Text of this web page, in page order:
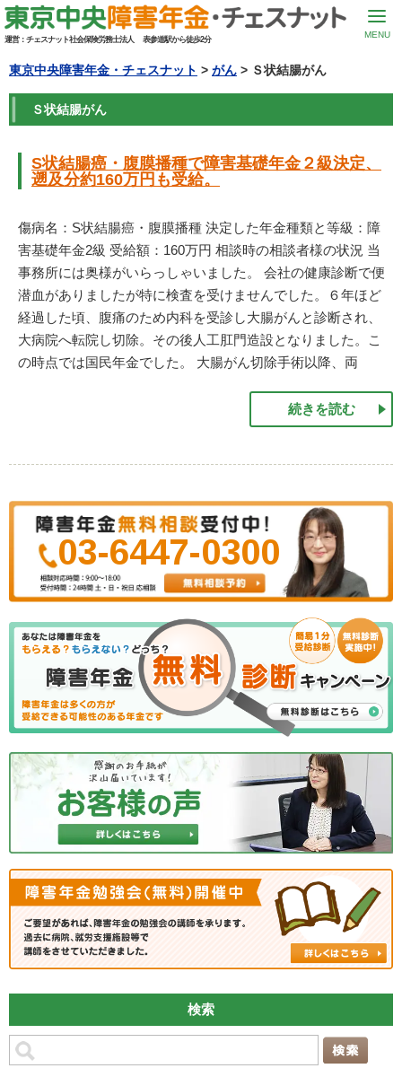
運営： チェスナット社会保険労務士法人 表参道駅から徒歩2分
MENU
東京中央障害年金・チェスナット > がん > Ｓ状結腸がん
Ｓ状結腸がん
S状結腸癌・腹膜播種で障害基礎年金２級決定、
遡及分約160万円も受給。
傷病名：S状結腸癌・腹膜播種 決定した年金種類と等級：障
害基礎年金2級 受給額：160万円 相談時の相談者様の状況 当
事務所には奥様がいらっしゃいました。 会社の健康診断で便
潜血がありましたが特に検査を受けませんでした。６年ほど
経過した頃、腹痛のため内科を受診し大腸がんと診断され、
大病院へ転院し切除。その後人工肛門造設となりました。こ
の時点では国民年金でした。 大腸がん切除手術以降、両
続きを読む
03-6447-0300
検索